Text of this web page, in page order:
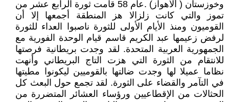
وخوزستان ( ألأهواز) .عام 58 قامت ثورة الرابع عشر من
تموز والتي كانت زلزالا هز المنطقة أجمعها إلا أن
القوميون ومنذ الأيام الأولى للثورة ناصبوا العداء للثورة
لرفض زعيمها عبد الكريم قاسم قيام الوحدة الفورية مع
الجمهورية العربية المتحدة. لقد وجدت بريطانية فرصتها
للانتقام من الثورة التي هزت التاج البريطاني وأنهت
نظاما عميلا لها وجدت ضالتها بالقوميين ليكونوا مطيتها
في التآمر والقضاء على الثورة. لقد تجمع حول البعث كل
الحثالات من الإقطاعيين ورؤساء العشائر المتضررة من